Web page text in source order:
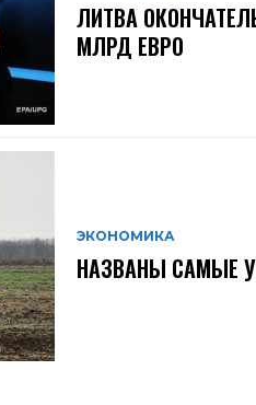
ЛИТВА
МЛРД ЕВРО
ЭКОНОМИКА
НАЗВАНЫ САМЫЕ